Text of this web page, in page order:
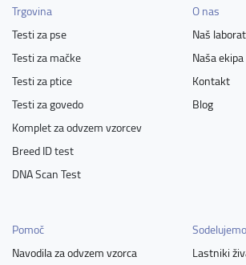
Trgovina
Testi za pse
Testi za mačke
Testi za ptice
Testi za govedo
Komplet za odvzem vzorcev
Breed ID test
DNA Scan Test
O nas
Naš
Naša ekipa
Kontakt
Blog
Pomoč
Navodila za odvzem vzorca
Lastniki